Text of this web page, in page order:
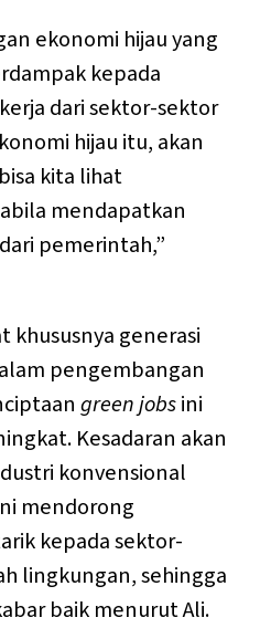
ekonomi hijau yang
kepada
dari sektor-sektor
hijau itu, akan
kita lihat
mendapatkan
pemerintah,”
khususnya generasi
pengembangan
green jobsini
Kesadaran akan
konvensional
mendorong
kepada sektor-
lingkungan, sehingga
baik menurut Ali.